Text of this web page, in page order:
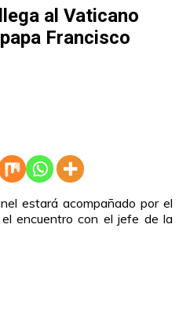
al Vaticano
Francisco
estará acompañado por el
encuentro con el jefe de la